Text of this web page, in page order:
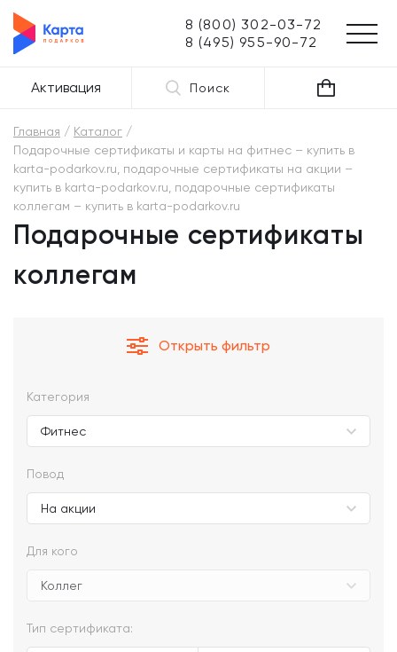
8 (800) 302-03-72
8 (495) 955-90-72
Активация Поиск
Главная
Каталог
Подарочные сертификаты и карты на фитнес – купить в
karta-podarkov.ru, подарочные сертификаты на акции –
купить в karta-podarkov.ru, подарочные сертификаты
коллегам – купить в karta-podarkov.ru
Подарочные сертификаты
коллегам
Открыть фильтр
Категория
Повод
Для кого
Тип сертификата: